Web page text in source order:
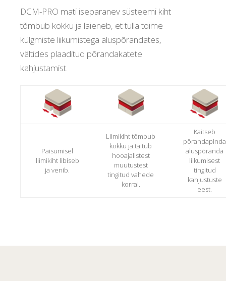
DCM-PRO mati iseparanev süsteemi kiht
tõmbub kokku ja laieneb, et tulla toime
külgmiste liikumistega aluspõrandates,
vältides plaaditud põrandakatete
kahjustamist.
Paisumisel
liimikiht libiseb
ja venib.
Liimikiht tõmbub
kokku ja täitub
hooajalistest
muutustest
tingitud vahede
korral.
Kaitseb
põrandapinda
aluspõranda
liikumisest
tingitud
kahjustuste
eest.